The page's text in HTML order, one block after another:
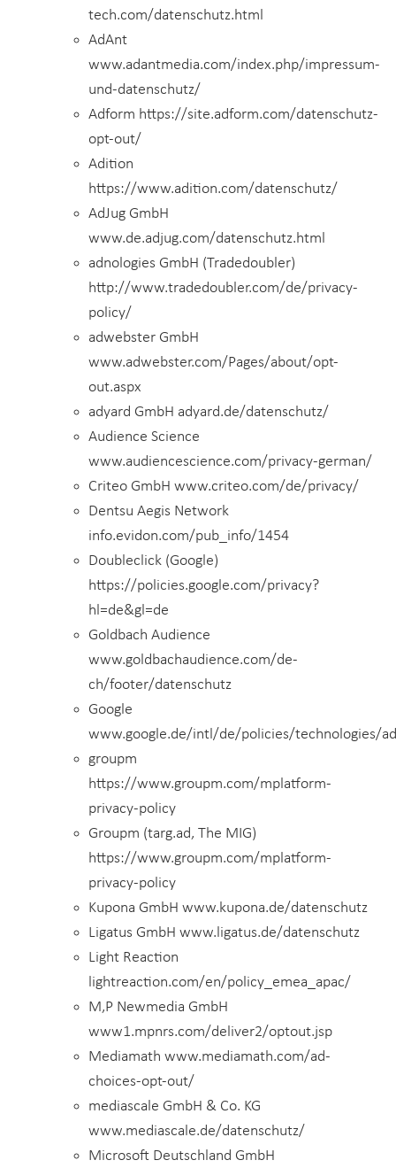
tech.com/datenschutz.html
AdAnt
www.adantmedia.com/index.php/impressum-
und-datenschutz/
Adform https://site.adform.com/datenschutz-
opt-out/
Adition
https://www.adition.com/datenschutz/
AdJug GmbH
www.de.adjug.com/datenschutz.html
adnologies GmbH (Tradedoubler)
http://www.tradedoubler.com/de/privacy-
policy/
adwebster GmbH
www.adwebster.com/Pages/about/opt-
out.aspx
adyard GmbH adyard.de/datenschutz/
Audience Science
www.audiencescience.com/privacy-german/
Criteo GmbH www.criteo.com/de/privacy/
Dentsu Aegis Network
info.evidon.com/pub_info/1454
Doubleclick (Google)
https://policies.google.com/privacy?
hl=de&gl=de
Goldbach Audience
www.goldbachaudience.com/de-
ch/footer/datenschutz
Google
www.google.de/intl/de/policies/technologies/
groupm
https://www.groupm.com/mplatform-
privacy-policy
Groupm (targ.ad, The MIG)
https://www.groupm.com/mplatform-
privacy-policy
Kupona GmbH www.kupona.de/datenschutz
Ligatus GmbH www.ligatus.de/datenschutz
Light Reaction
lightreaction.com/en/policy_emea_apac/
M,P Newmedia GmbH
www1.mpnrs.com/deliver2/optout.jsp
Mediamath www.mediamath.com/ad-
choices-opt-out/
mediascale GmbH & Co. KG
www.mediascale.de/datenschutz/
Microsoft Deutschland GmbH